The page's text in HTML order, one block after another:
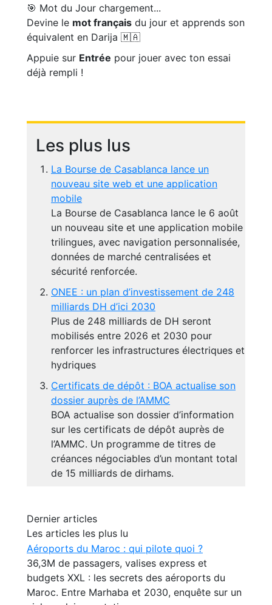
🎯 Mot du Jour chargement...
Devine le mot français du jour et apprends son
équivalent en Darija 🇲🇦
Appuie sur Entrée pour jouer avec ton essai
déjà rempli !
Les plus lus
La Bourse de Casablanca lance un
nouveau site web et une application
mobile
La Bourse de Casablanca lance le 6 août
un nouveau site et une application mobile
trilingues, avec navigation personnalisée,
données de marché centralisées et
sécurité renforcée.
ONEE : un plan d’investissement de 248
milliards DH d’ici 2030
Plus de 248 milliards de DH seront
mobilisés entre 2026 et 2030 pour
renforcer les infrastructures électriques et
hydriques
Certificats de dépôt : BOA actualise son
dossier auprès de l’AMMC
BOA actualise son dossier d’information
sur les certificats de dépôt auprès de
l’AMMC. Un programme de titres de
créances négociables d’un montant total
de 15 milliards de dirhams.
Dernier articles
Les articles les plus lu
Aéroports du Maroc : qui pilote quoi ?
36,3M de passagers, valises express et
budgets XXL : les secrets des aéroports du
Maroc. Entre Marhaba et 2030, enquête sur un